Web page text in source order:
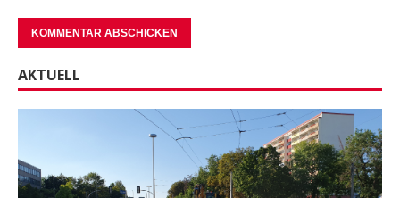
AKTUELL